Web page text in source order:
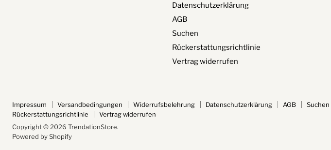
Datenschutzerklärung
AGB
Suchen
Rückerstattungsrichtlinie
Vertrag widerrufen
Impressum Versandbedingungen Widerrufsbelehrung Datenschutzerklärung AGB
Suchen
Rückerstattungsrichtlinie
Vertrag widerrufen
Copyright © 2026 TrendationStore.
Powered by Shopify